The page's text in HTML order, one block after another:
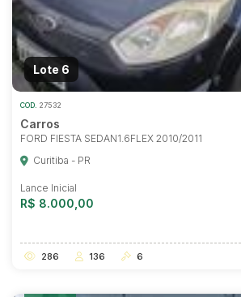
Lote 6
COD. 27532
Carros
FORD FIESTA SEDAN1.6FLEX 2010/2011
Curitiba - PR
Lance Inicial
R$ 8.000,00
286 136 6